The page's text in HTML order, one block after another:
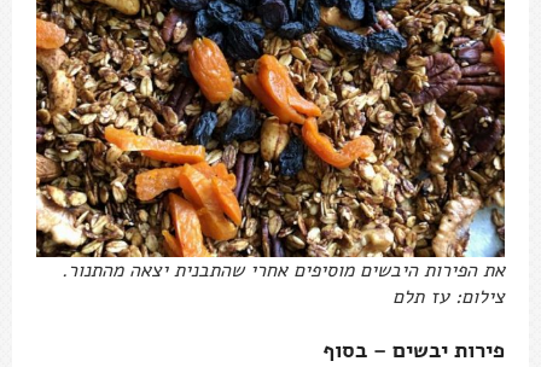
את הפירות היבשים מוסיפים אחרי שהתבנית יצאה מהתנור.
צילום: עז תלם
פירות יבשים – בסוף